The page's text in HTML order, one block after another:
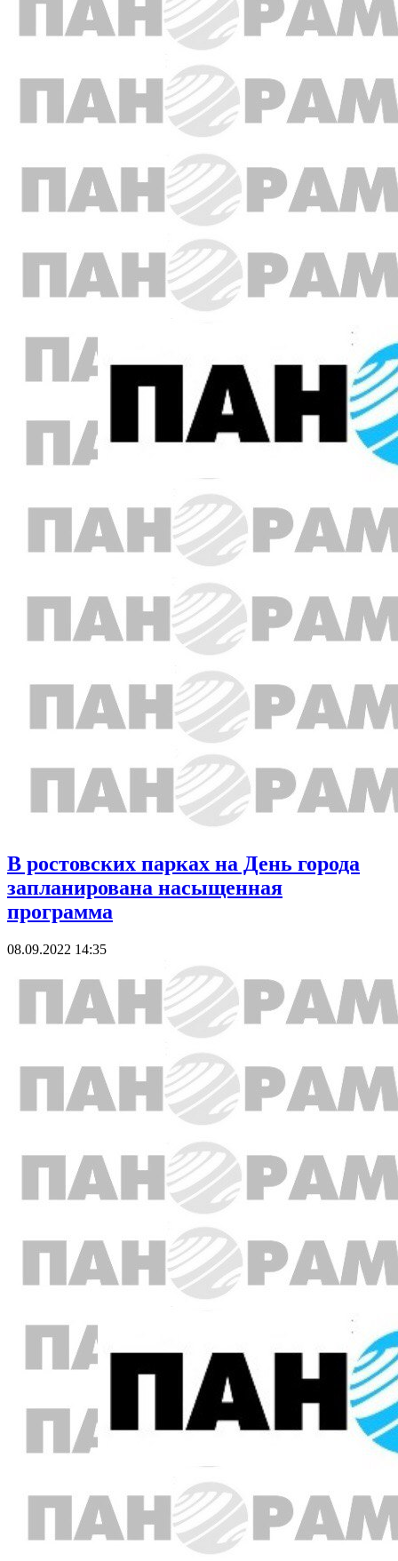
В ростовских парках на День города
запланирована насыщенная
программа
08.09.2022 14:35